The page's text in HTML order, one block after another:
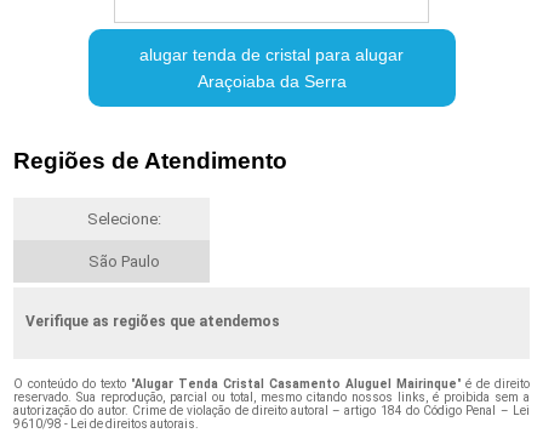
alugar tenda de cristal para alugar
Araçoiaba da Serra
Regiões de Atendimento
Selecione:
São Paulo
Verifique as regiões que atendemos
O conteúdo do texto "Alugar Tenda Cristal Casamento Aluguel Mairinque" é de direito
reservado. Sua reprodução, parcial ou total, mesmo citando nossos links, é proibida sem a
autorização do autor. Crime de violação de direito autoral – artigo 184 do Código Penal – Lei
9610/98 - Lei de direitos autorais.